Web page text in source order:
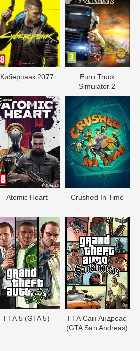
Киберпанк 2077
Euro Truck
Simulator 2
Atomic Heart Crushed In Time
ГТА 5 (GTA 5)
ГТА Сан Андреас
(GTA San Andreas)